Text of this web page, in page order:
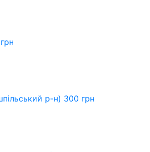
р-н) 300 грн